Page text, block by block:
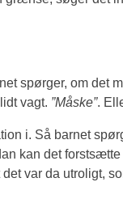
spørger, om det
vagt. ”Måske”.
i. Så barnet
kan det
var da utroligt,